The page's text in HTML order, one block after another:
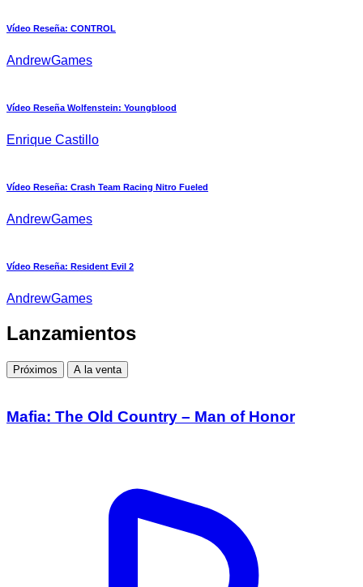
Vídeo Reseña: CONTROL
AndrewGames
Vídeo Reseña Wolfenstein: Youngblood
Enrique Castillo
Vídeo Reseña: Crash Team Racing Nitro Fueled
AndrewGames
Vídeo Reseña: Resident Evil 2
AndrewGames
Lanzamientos
Próximos A la venta
Mafia: The Old Country – Man of Honor